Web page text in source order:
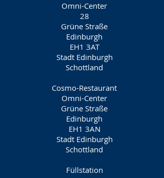
Omni-Center
28
Grüne Straße
Edinburgh
EH1 3AT
Stadt Edinburgh
Schottland
Cosmo-Restaurant
Omni-Center
Grüne Straße
Edinburgh
EH1 3AN
Stadt Edinburgh
Schottland
Füllstation